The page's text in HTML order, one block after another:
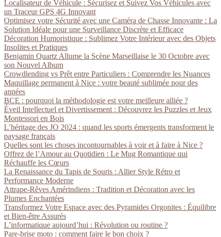
Localisateur de Véhicule : Sécurisez et Suivez Vos Véhicules avec
un Traceur GPS 4G Innovant
Optimisez votre Sécurité avec une Caméra de Chasse Innovante : La
Solution Idéale pour une Surveillance Discrète et Efficace
Décoration Humoristique : Sublimez Votre Intérieur avec des Objets
Insolites et Pratiques
Benjamin Quartz Allume la Scène Marseillaise le 30 Octobre avec
son Nouvel Album
Crowdlending vs Prêt entre Particuliers : Comprendre les Nuances
Maquillage permanent à Nice : votre beauté sublimée pour des
années
BCE : pourquoi la méthodologie est votre meilleure alliée ?
Éveil Intellectuel et Divertissement : Découvrez les Puzzles et Jeux
Montessori en Bois
L’héritage des JO 2024 : quand les sports émergents transforment le
paysage français
Quelles sont les choses incontournables à voir et à faire à Nice ?
Offrez de l’Amour au Quotidien : Le Mug Romantique qui
Réchauffe les Cœurs
La Renaissance du Tapis de Souris : Allier Style Rétro et
Performance Moderne
Attrape-Rêves Amérindiens : Tradition et Décoration avec les
Plumes Enchantées
Transformez Votre Espace avec des Pyramides Orgonites : Équilibre
et Bien-être Assurés
L’informatique aujourd’hui : Révolution ou routine ?
Pare-brise moto : comment faire le bon choix ?